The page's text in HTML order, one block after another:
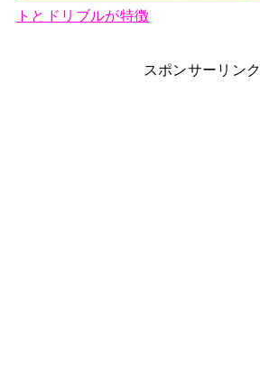
トとドリブルが特徴
スポンサーリンク